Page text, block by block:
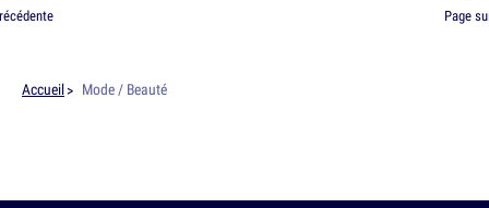
Page
Accueil Mode / Beauté